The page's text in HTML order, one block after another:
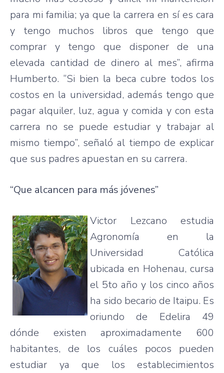
para mi familia; ya que la carrera en sí es cara
y tengo muchos libros que tengo que
comprar y tengo que disponer de una
elevada cantidad de dinero al mes”, afirma
Humberto. “Si bien la beca cubre todos los
costos en la universidad, además tengo que
pagar alquiler, luz, agua y comida y con esta
carrera no se puede estudiar y trabajar al
mismo tiempo”, señaló al tiempo de explicar
que sus padres apuestan en su carrera.
“Que alcancen para más jóvenes”
Victor Lezcano estudia
Agronomía en la
Universidad Católica
ubicada en Hohenau, cursa
el 5to año y los cinco años
ha sido becario de Itaipu. Es
oriundo de Edelira 49
dónde existen aproximadamente 600
habitantes, de los cuáles pocos pueden
estudiar ya que los establecimientos